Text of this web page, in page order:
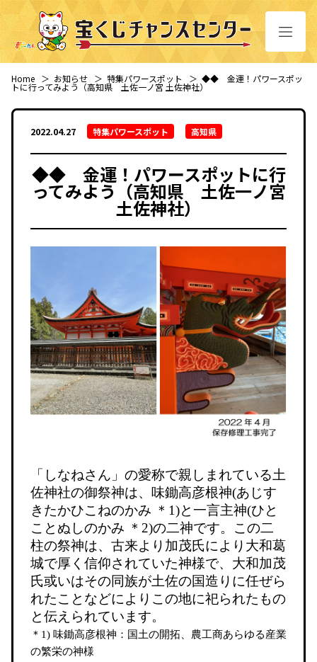
Home ＞ お知らせ ＞ 特集パワースポット ＞ ◆◆ 金運！パワースポッ
トに行ってみよう（高知県 土佐一ノ宮 土佐神社）
2022.04.27 特集パワースポット 高知県
◆◆ 金運！パワースポットに行
ってみよう（高知県 土佐一ノ宮
土佐神社）
「しなねさん」の愛称で親しまれている土
佐神社の御祭神は、味鋤高彦根神(あじす
きたかひこねのかみ ＊ 1)と一言主神(ひと
ことぬしのかみ ＊ 2)の二神です。この二
柱の祭神は、古来より加茂氏により大和葛
城で厚く信仰されていた神様で、大和加茂
氏或いはその同族が土佐の国造りに任ぜら
れたことなどによりこの地に祀られたもの
と伝えられています。
＊ 1) 味鋤高彦根神： 国土の開拓、農工商あらゆる産業
の繁栄の神様